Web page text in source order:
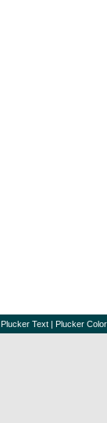
Plucker Text | Plucker Color